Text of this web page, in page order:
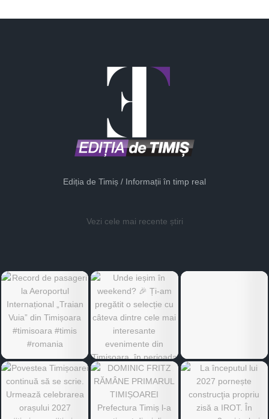
Ediția de Timiș / Informații în timp real
Vezi cele mai recente știri